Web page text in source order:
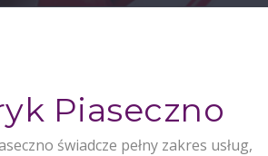
Piaseczno
świadcze pełny zakres usług,